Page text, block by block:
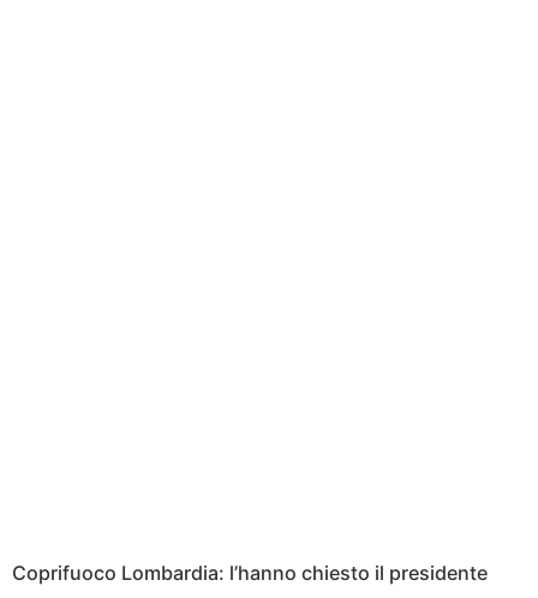
Coprifuoco Lombardia: l’hanno chiesto il presidente